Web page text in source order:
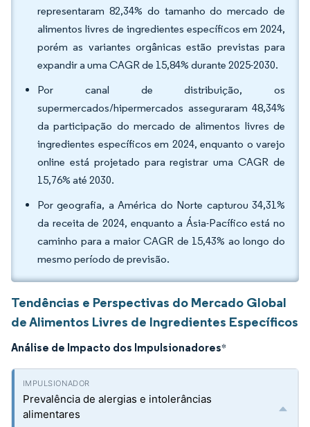
representaram 82,34% do tamanho do mercado de
alimentos livres de ingredientes específicos em 2024,
porém as variantes orgânicas estão previstas para
expandir a uma CAGR de 15,84% durante 2025-2030.
Por canal de distribuição, os
supermercados/hipermercados asseguraram 48,34%
da participação do mercado de alimentos livres de
ingredientes específicos em 2024, enquanto o varejo
online está projetado para registrar uma CAGR de
15,76% até 2030.
Por geografia, a América do Norte capturou 34,31%
da receita de 2024, enquanto a Ásia-Pacífico está no
caminho para a maior CAGR de 15,43% ao longo do
mesmo período de previsão.
Tendências e Perspectivas do Mercado Global
de Alimentos Livres de Ingredientes Específicos
Análise de Impacto dos Impulsionadores*
Prevalência de alergias e intolerâncias
alimentares